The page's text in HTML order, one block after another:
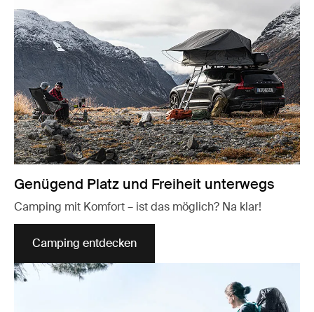
Genügend Platz und Freiheit unterwegs
Camping mit Komfort – ist das möglich? Na klar!
Camping entdeckenWird in einer neuen Registerkarte geöffnet